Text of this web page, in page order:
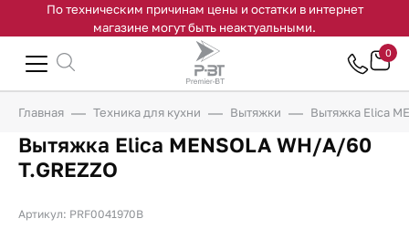
По техническим причинам цены и остатки в интернет
магазине могут быть неактуальными.
0
Главная Техника для кухни Вытяжки Вытяжка Elica
Вытяжка Elica MENSOLA WH/A/60
T.GREZZO
Артикул: PRF0041970B